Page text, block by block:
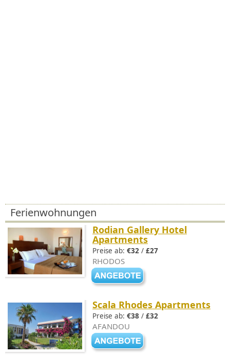
Ferienwohnungen
Rodian Gallery Hotel
Apartments
Preise ab: €32 / £27
RHODOS
Scala Rhodes Apartments
Preise ab: €38 / £32
AFANDOU